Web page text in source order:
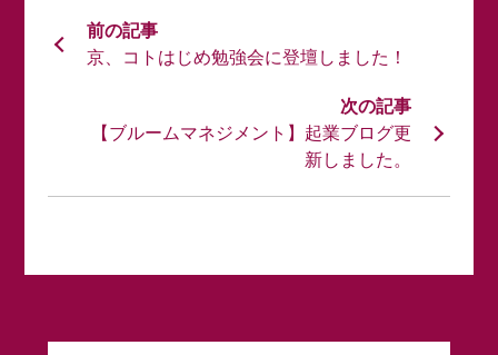
京、コトはじめ勉強会に登壇しました！
【ブルームマネジメント】起業ブログ更
新しました。